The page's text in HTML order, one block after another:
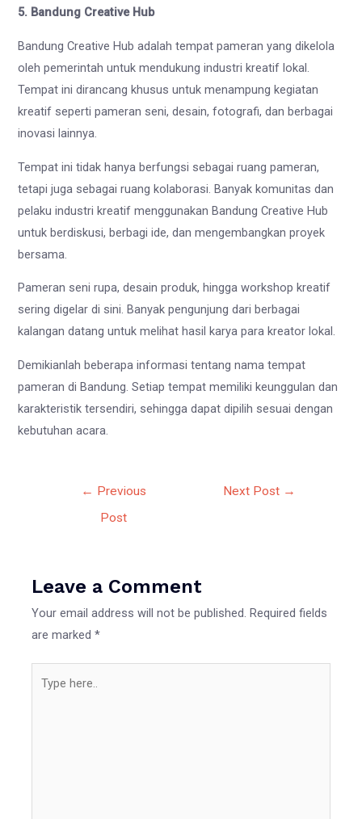
5. Bandung Creative Hub
Bandung Creative Hub adalah tempat pameran yang dikelola
oleh pemerintah untuk mendukung industri kreatif lokal.
Tempat ini dirancang khusus untuk menampung kegiatan
kreatif seperti pameran seni, desain, fotografi, dan berbagai
inovasi lainnya.
Tempat ini tidak hanya berfungsi sebagai ruang pameran,
tetapi juga sebagai ruang kolaborasi. Banyak komunitas dan
pelaku industri kreatif menggunakan Bandung Creative Hub
untuk berdiskusi, berbagi ide, dan mengembangkan proyek
bersama.
Pameran seni rupa, desain produk, hingga workshop kreatif
sering digelar di sini. Banyak pengunjung dari berbagai
kalangan datang untuk melihat hasil karya para kreator lokal.
Demikianlah beberapa informasi tentang nama tempat
pameran di Bandung. Setiap tempat memiliki keunggulan dan
karakteristik tersendiri, sehingga dapat dipilih sesuai dengan
kebutuhan acara.
← Previous
Post
Next Post →
Leave a Comment
Your email address will not be published. Required fields
are marked*